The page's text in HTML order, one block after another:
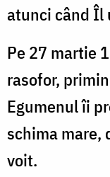
atunci când Îl
Pe 27 martie
rasofor,
Egumenul îi
schima mare,
voit.